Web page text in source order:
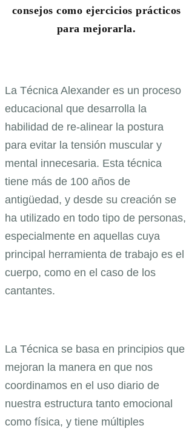
consejos como ejercicios prácticos
para mejorarla.
La Técnica Alexander es un proceso
educacional que desarrolla la
habilidad de re-alinear la postura
para evitar la tensión muscular y
mental innecesaria. Esta técnica
tiene más de 100 años de
antigüedad, y desde su creación se
ha utilizado en todo tipo de personas,
especialmente en aquellas cuya
principal herramienta de trabajo es el
cuerpo, como en el caso de los
cantantes.
La Técnica se basa en principios que
mejoran la manera en que nos
coordinamos en el uso diario de
nuestra estructura tanto emocional
como física, y tiene múltiples